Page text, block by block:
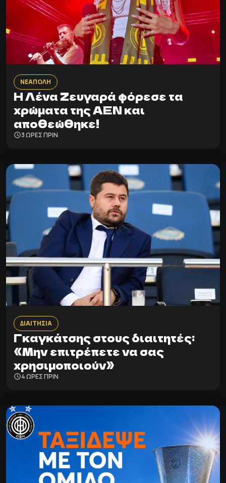
ΝΕΑΠΟΛΗ
Η Λένα Ζευγαρά φόρεσε τα
χρώματα της ΑΕΝ και
αποθεώθηκε!
3 ΩΡΕΣ ΠΡΙΝ
ΔΙΑΙΤΗΣΙΑ
Γκαγκάτσης στους διαιτητές:
«Μην επιτρέπετε να σας
χρησιμοποιούν»
4 ΩΡΕΣ ΠΡΙΝ